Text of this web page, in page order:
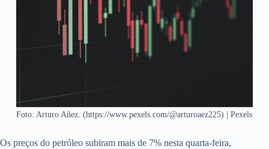
Foto: Arturo Añez. (https://www.pexels.com/@arturoaez225) | Pexels
Os preços do petróleo subiram mais de 7% nesta quarta-feira,